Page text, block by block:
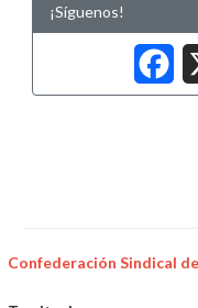
¡Síguenos!
Confederación Sindical